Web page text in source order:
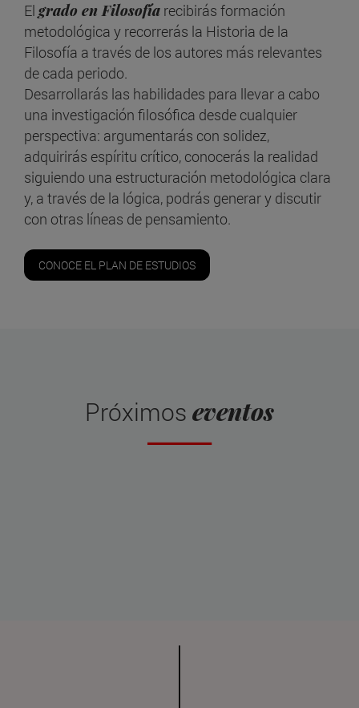
El grado en Filosofía recibirás formación
metodológica y recorrerás la Historia de la
Filosofía a través de los autores más relevantes
de cada periodo.
Desarrollarás las habilidades para llevar a cabo
una investigación filosófica desde cualquier
perspectiva: argumentarás con solidez,
adquirirás espíritu crítico, conocerás la realidad
siguiendo una estructuración metodológica clara
y, a través de la lógica, podrás generar y discutir
con otras líneas de pensamiento.
CONOCE EL PLAN DE ESTUDIOS
Próximos eventos